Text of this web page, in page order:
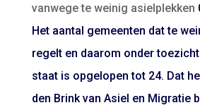
vanwege te weinig asielplekken
Het aantal gemeenten dat te
regelt en daarom onder
staat is opgelopen tot 24. Dat
den Brink van Asiel en Migratie